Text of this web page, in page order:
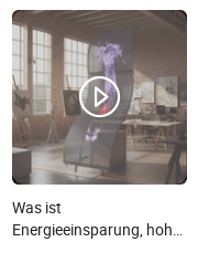
Was ist
Energieeinsparung, hohe